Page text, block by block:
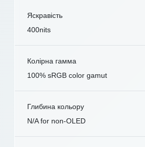
Яскравість
400nits
Колірна гамма
100% sRGB color gamut
Глибина кольору
N/A for non-OLED